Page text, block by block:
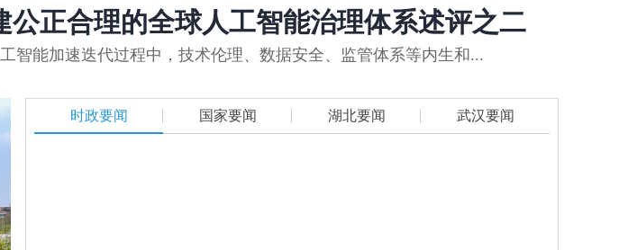
正合理的全球人工智能治理体系述评之二
智能加速迭代过程中，技术伦理、数据安全、监管体系等内生和...
时政要闻 国家要闻 湖北要闻 武汉要闻